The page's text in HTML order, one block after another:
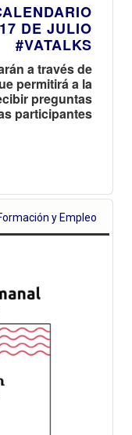
DE JULIO
#VATALKS
a través de
permitirá a la
preguntas
participantes
y Empleo